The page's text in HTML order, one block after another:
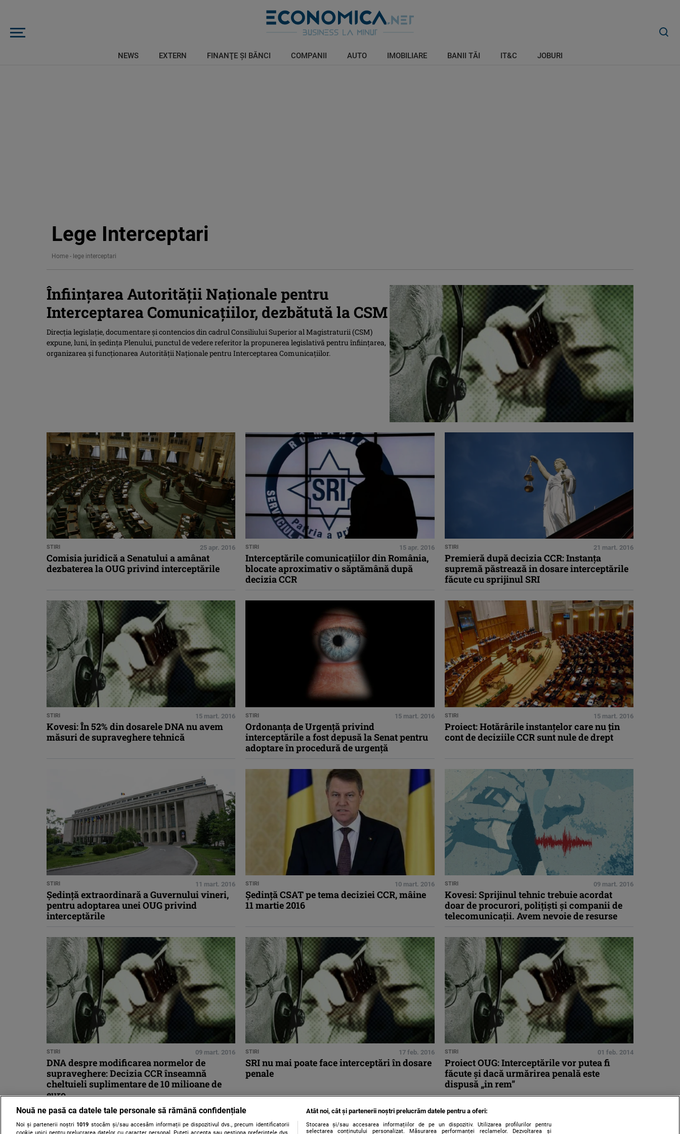
NEWS EXTERN FINANŢE ŞI BĂNCI COMPANII AUTO IMOBILIARE BANII TĂI IT&C JOBURI
Lege Interceptari
Home - lege interceptari
Înfiinţarea Autorităţii Naţionale pentru
Interceptarea Comunicaţiilor, dezbătută la CSM
Direcţia legislaţie, documentare şi contencios din cadrul Consiliului Superior al Magistraturii (CSM)
expune, luni, în şedinţa Plenului, punctul de vedere referitor la propunerea legislativă pentru înfiinţarea,
organizarea şi funcţionarea Autorităţii Naţionale pentru Interceptarea Comunicaţiilor.
STIRI 25 apr. 2016
Comisia juridică a Senatului a amânat
dezbaterea la OUG privind interceptările
STIRI 15 apr. 2016
Interceptările comunicaţiilor din România,
blocate aproximativ o săptămână după
decizia CCR
STIRI 21 mart. 2016
Premieră după decizia CCR: Instanţa
supremă păstrează in dosare interceptările
făcute cu sprijinul SRI
STIRI 15 mart. 2016
Kovesi: În 52% din dosarele DNA nu avem
măsuri de supraveghere tehnică
STIRI 15 mart. 2016
Ordonanţa de Urgenţă privind
interceptările a fost depusă la Senat pentru
adoptare în procedură de urgenţă
STIRI 15 mart. 2016
Proiect: Hotărârile instanţelor care nu ţin
cont de deciziile CCR sunt nule de drept
STIRI 11 mart. 2016
Şedinţă extraordinară a Guvernului vineri,
pentru adoptarea unei OUG privind
interceptările
STIRI 10 mart. 2016
Şedinţă CSAT pe tema deciziei CCR, mâine
11 martie 2016
STIRI 09 mart. 2016
Kovesi: Sprijinul tehnic trebuie acordat
doar de procurori, poliţişti şi companii de
telecomunicaţii. Avem nevoie de resurse
STIRI 09 mart. 2016
DNA despre modificarea normelor de
supraveghere: Decizia CCR înseamnă
cheltuieli suplimentare de 10 milioane de
euro
STIRI 17 feb. 2016
SRI nu mai poate face interceptări în dosare
penale
STIRI 01 feb. 2014
Proiect OUG: Interceptările vor putea fi
făcute şi dacă urmărirea penală este
dispusă „in rem”
Nouă ne pasă ca datele tale personale să rămână confidențiale
Noi și partenerii noștri1019 stocăm și/sau accesăm informații pe dispozitivul dvs., precum identificatorii
Atât noi, cât și partenerii noștri prelucrăm datele pentru a oferi:
Stocarea și/sau accesarea informațiilor de pe un dispozitiv. Utilizarea profilurilor pentru
selectarea conținutului personalizat. Măsurarea performanței reclamelor. Dezvoltarea și